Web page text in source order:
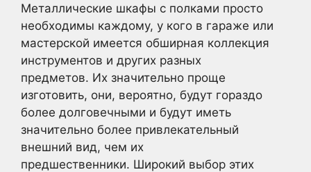
Металлические шкафы с полками просто
необходимы каждому, у кого в гараже или
мастерской имеется обширная коллекция
инструментов и других разных
предметов. Их значительно проще
изготовить, они, вероятно, будут гораздо
более долговечными и будут иметь
значительно более привлекательный
внешний вид, чем их
предшественники. Широкий выбор этих